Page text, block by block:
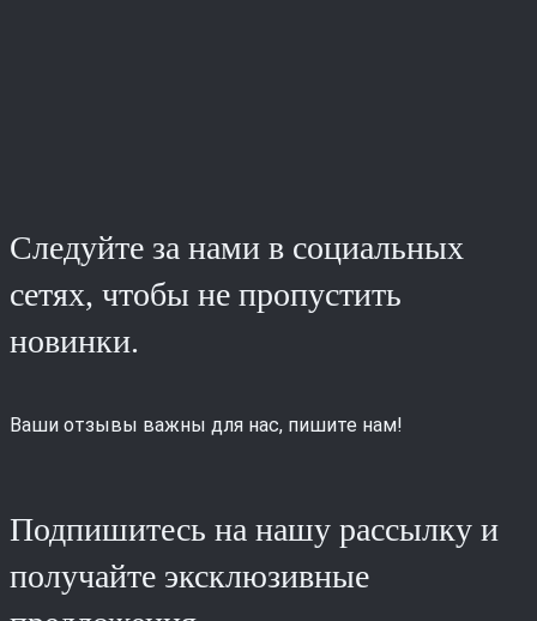
Следуйте за нами в социальных
сетях, чтобы не пропустить
новинки.
Ваши отзывы важны для нас, пишите нам!
Подпишитесь на нашу рассылку и
получайте эксклюзивные